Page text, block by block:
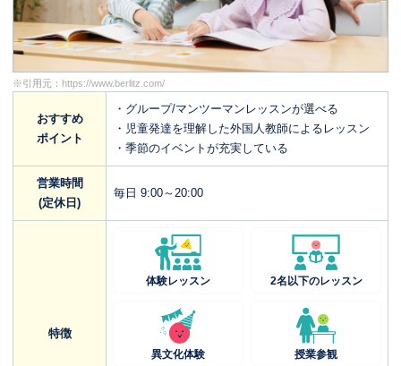
※引用元： https://www.berlitz.com/
おすすめ
ポイント
・グループ/マンツーマンレッスンが選べる
・児童発達を理解した外国人教師によるレッスン
・季節のイベントが充実している
営業時間
(定休日)
毎日 9:00～20:00
特徴
体験レッスン 2名以下のレッスン
異文化体験 授業参観